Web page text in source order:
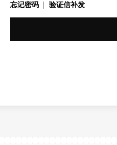
忘记密码 验证信补发